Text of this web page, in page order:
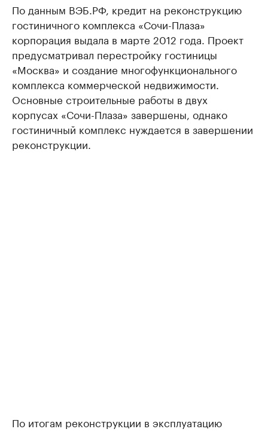
По данным ВЭБ.РФ, кредит на реконструкцию
гостиничного комплекса «Сочи-Плаза»
корпорация выдала в марте 2012 года. Проект
предусматривал перестройку гостиницы
«Москва» и создание многофункционального
комплекса коммерческой недвижимости.
Основные строительные работы в двух
корпусах «Сочи-Плаза» завершены, однако
гостиничный комплекс нуждается в завершении
реконструкции.
По итогам реконструкции в эксплуатацию